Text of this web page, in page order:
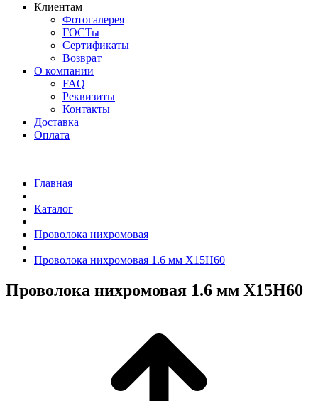
Клиентам
Фотогалерея
ГОСТы
Сертификаты
Возврат
О компании
FAQ
Реквизиты
Контакты
Доставка
Оплата
Главная
Каталог
Проволока нихромовая
Проволока нихромовая 1.6 мм Х15Н60
Проволока нихромовая 1.6 мм Х15Н60